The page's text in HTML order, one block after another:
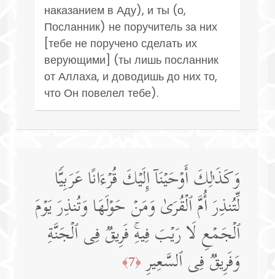
наказанием в Аду), и ты (о,
Посланник) не поручитель за них
[тебе не поручено сделать их
верующими] (ты лишь посланник
от Аллаха, и доводишь до них то,
что Он повелел тебе).
وَكَذَ ٰ⁠لِكَ أَوۡحَیۡنَاۤ إِلَیۡكَ قُرۡءَانًا عَرَبِیࣰّا
لِّتُنذِرَ أُمَّ ٱلۡقُرَىٰ وَمَنۡ حَوۡلَهَا وَتُنذِرَ یَوۡمَ
ٱلۡجَمۡعِ لَا رَیۡبَ فِیهِۚ فَرِیقࣱ فِی ٱلۡجَنَّةِ
وَفَرِیقࣱ فِی ٱلسَّعِیرِ ﴿7﴾